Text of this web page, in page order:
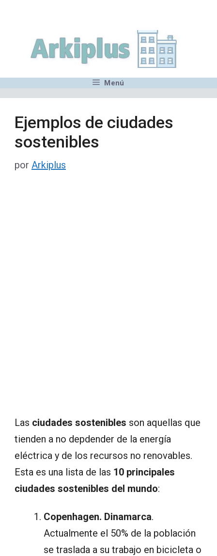
contenido
Menú
Ejemplos de ciudades
sostenibles
por Arkiplus
Las ciudades sostenibles son aquellas que
tienden a no depdender de la energía
eléctrica y de los recursos no renovables.
Esta es una lista de las 10 principales
ciudades sostenibles del mundo:
Copenhagen. Dinamarca.
Actualmente el 50% de la población
se traslada a su trabajo en bicicleta o